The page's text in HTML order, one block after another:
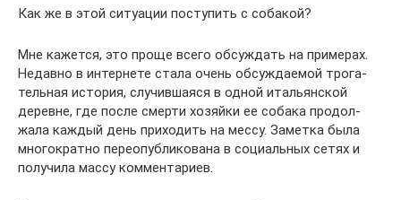
Как же в этой ситу­а­ции посту­пить с соба­кой?
Мне кажется, это проще всего обсуж­дать на при­ме­рах.
Недавно в интер­нете стала очень обсуж­да­е­мой тро­га­
тель­ная исто­рия, слу­чив­ша­яся в одной ита­льян­ской
деревне, где после смерти хозяйки ее собака про­дол­
жала каждый день при­хо­дить на мессу. Заметка была
мно­го­кратно пере­опуб­ли­ко­вана в соци­аль­ных сетях и
полу­чила массу ком­мен­та­риев.